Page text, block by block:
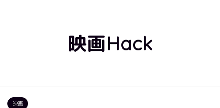
映画Hack
映画